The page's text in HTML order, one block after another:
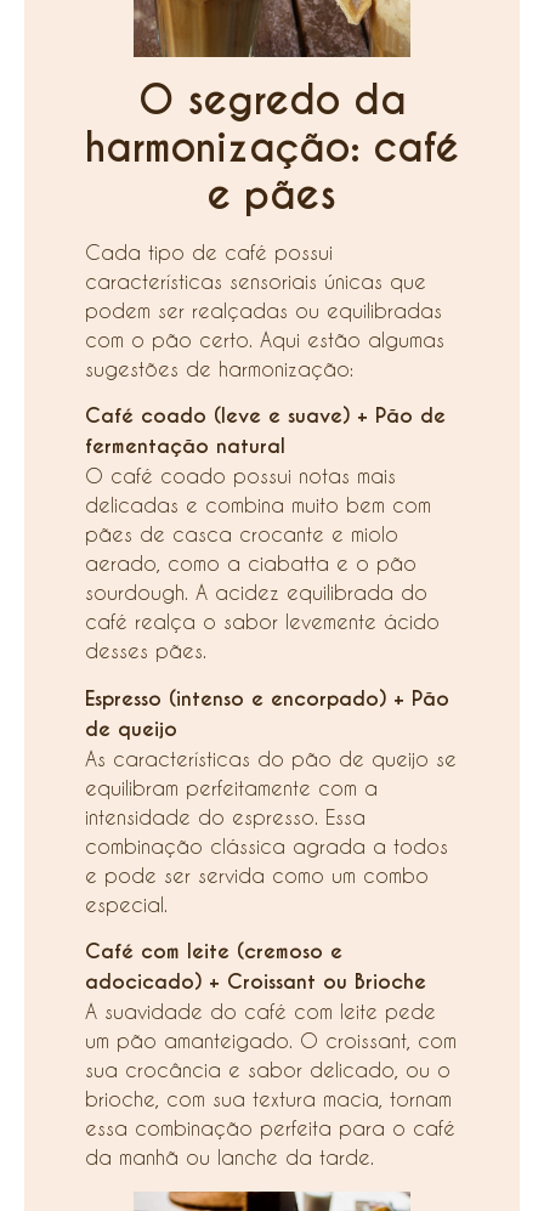
O segredo da
harmonização: café
e pães
Cada tipo de café possui
características sensoriais únicas que
podem ser realçadas ou equilibradas
com o pão certo. Aqui estão algumas
sugestões de harmonização:
Café coado (leve e suave) + Pão de
fermentação natural
O café coado possui notas mais
delicadas e combina muito bem com
pães de casca crocante e miolo
aerado, como a ciabatta e o pão
sourdough. A acidez equilibrada do
café realça o sabor levemente ácido
desses pães.
Espresso (intenso e encorpado) + Pão
de queijo
As características do pão de queijo se
equilibram perfeitamente com a
intensidade do espresso. Essa
combinação clássica agrada a todos
e pode ser servida como um combo
especial.
Café com leite (cremoso e
adocicado) + Croissant ou Brioche
A suavidade do café com leite pede
um pão amanteigado. O croissant, com
sua crocância e sabor delicado, ou o
brioche, com sua textura macia, tornam
essa combinação perfeita para o café
da manhã ou lanche da tarde.